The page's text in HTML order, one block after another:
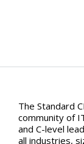
The Standard
community of
and C-level
all industries,